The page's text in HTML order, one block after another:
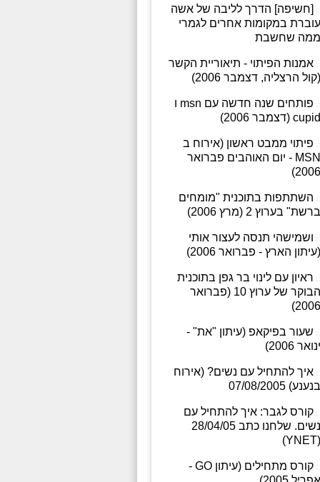
[חשיפה] הדרך לליבה של אשה
עוברת במקומות אחרים לגמרי
ממה שחשבת
אמנות הפיתוי - תיאוריית הקשר
(קול הרצליה, דצמבר 2006)
פותחים שנה חדשה עם msn ו
cupid (דצמבר 2006)
פיתוי ממבט ראשון (אירוח ב
MSN - יום האוהבים פברואר
2006)
השתתפות בתוכנית "מומחים
ברשת" בערוץ 2 (מרץ 2006)
ושמישהי תנסה לעצור אותי
(עיתון הארץ - פברואר 2006)
ראיון עם לינוי בר גפן בתוכנית
הבוקר של ערוץ 10 (פברואר
2006)
שעור בפיקאפ (עיתון "את" -
ינואר 2006)
איך להתחיל עם נשים? (אירוח
בנענע) 07/08/2005
קורס לגבר: איך להתחיל עם
נשים. שלחנו כתב 28/04/05
(YNET)
קורס מתחילים (עיתון GO -